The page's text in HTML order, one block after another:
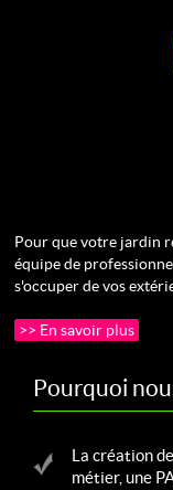
Pour que votre jardin
équipe de
s'occuper de vos
>> En savoir plus
Pourquoi
La création
métier, une